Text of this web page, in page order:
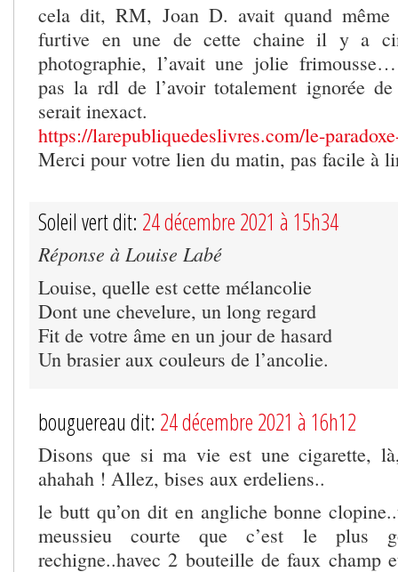
cela dit, RM, Joan D. avait quand
furtive en une de cette chaine il y a
photographie, l’avait une jolie
pas la rdl de l’avoir totalement ignorée
serait inexact.
https://larepubliquedeslivres.com/le-
Merci pour votre lien du matin, pas facile à
Soleil vert dit: 24 décembre 2021 à 15h34
Réponse à Louise Labé
Louise, quelle est cette mélancolie
Dont une chevelure, un long regard
Fit de votre âme en un jour de hasard
Un brasier aux couleurs de l’ancolie.
bouguereau dit: 24 décembre 2021 à 16h12
Disons que si ma vie est une cigarette,
ahahah ! Allez, bises aux erdeliens..
le butt qu’on dit en angliche bonne
meussieu courte que c’est le plus
rechigne..havec 2 bouteille de faux champ